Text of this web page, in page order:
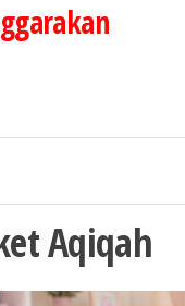
Aqiqah